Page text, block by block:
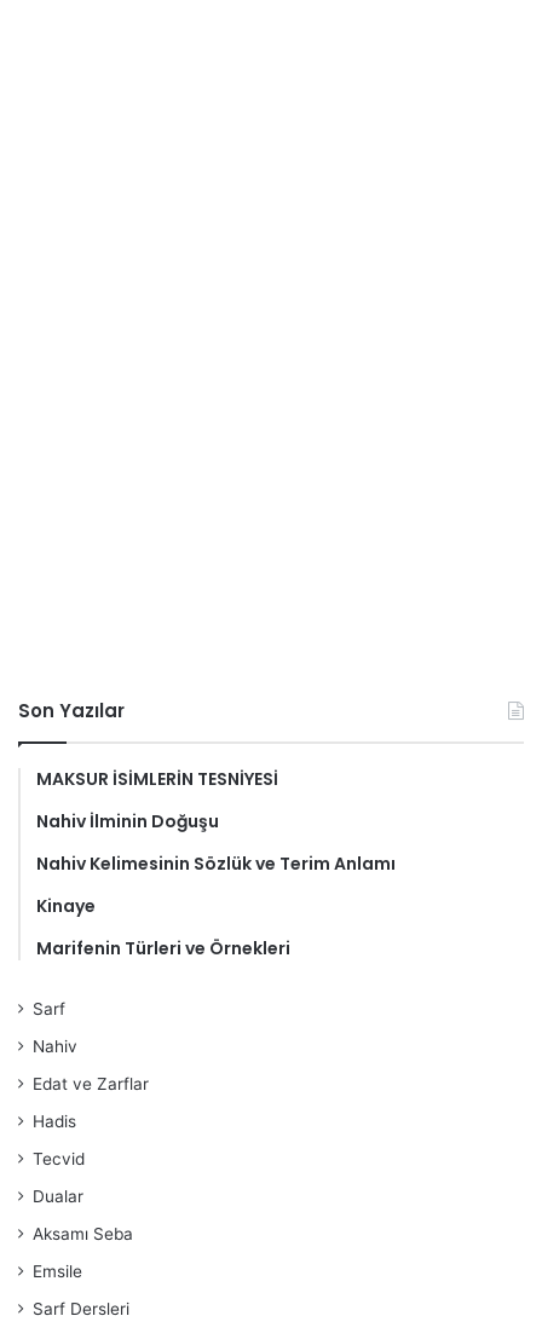
Son Yazılar
MAKSUR İSİMLERİN TESNİYESİ
Nahiv İlminin Doğuşu
Nahiv Kelimesinin Sözlük ve Terim Anlamı
Kinaye
Marifenin Türleri ve Örnekleri
Sarf
Nahiv
Edat ve Zarflar
Hadis
Tecvid
Dualar
Aksamı Seba
Emsile
Sarf Dersleri